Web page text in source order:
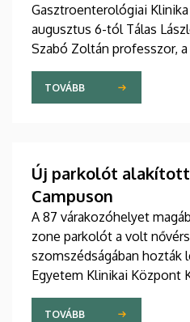
Gasztroenterológiai
augusztus 6-tól Tálas
Szabó Zoltán professzor,
elnöke, valamint Szőllősi
szakdolgozói igazgató
ünnepélyes keretek között
TOVÁBB
Új parkolót
Campuson
A 87 várakozóhelyet
zone parkolót a volt
szomszédságában hozták
Egyetem Klinikai Központ
Az új területet várhatóan
a járművek előtt.
TOVÁBB